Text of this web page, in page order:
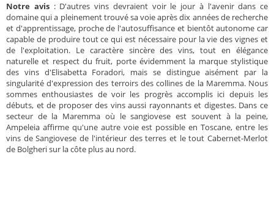
Notre avis : D'autres vins devraient voir le jour à l'avenir dans ce
domaine qui a pleinement trouvé sa voie après dix années de recherche
et d'apprentissage, proche de l'autosuffisance et bientôt autonome car
capable de produire tout ce qui est nécessaire pour la vie des vignes et
de l'exploitation. Le caractère sincère des vins, tout en élégance
naturelle et respect du fruit, porte évidemment la marque stylistique
des vins d'Elisabetta Foradori, mais se distingue aisément par la
singularité d'expression des terroirs des collines de la Maremma. Nous
sommes enthousiastes de voir les progrès accomplis ici depuis les
débuts, et de proposer des vins aussi rayonnants et digestes. Dans ce
secteur de la Maremma où le sangiovese est souvent à la peine,
Ampeleia affirme qu'une autre voie est possible en Toscane, entre les
vins de Sangiovese de l'intérieur des terres et le tout Cabernet-Merlot
de Bolgheri sur la côte plus au nord.